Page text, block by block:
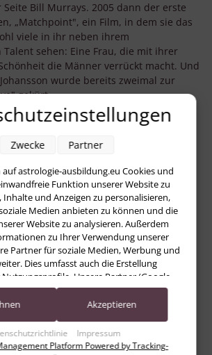
Bill Murrays. 2005 dann der erste
„Matchpoint", ein Film, in dem sie das
viele in ihr neben ihrem
Talent sehen: Eine Frau, die mit ihrer
die Männer verrückt macht. Und
wurde bereits zweimal zur
gekürt.
12:41
astrologisches
Sachs schreibt über sein Geheimnis
Tod
astrologie-ausbildung.eu Cookies und
Funktion unserer Website zu
Inhalte und Anzeigen zu personalisieren,
Medien anbieten zu können und die
Website zu analysieren. Außerdem
zu Ihrer Verwendung unserer
Partner für soziale Medien, Werbung und
Dies umfasst auch die Erstellung
Unsere Partner (Google
Products) führen diese Informationen
weiteren Daten zusammen, die Sie ihnen
welche sie im Rahmen Ihrer Nutzung der
haben (bspw. Nutzungsdaten anderer
Impressum
Zwecke Partner
Akzeptieren
Platform Powered by Tracking-